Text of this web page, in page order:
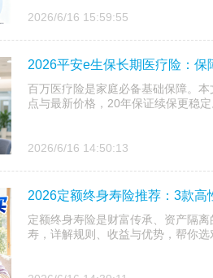
2026/6/16 15:59:55
2026平安e生保长期医疗险：保
百万医疗险是家庭必备基础保障。
点与最新价格，20年保证续保更稳
2026/6/16 14:50:13
2026定额终身寿险推荐：3款高
定额终身寿险是财富传承、资产隔
寿，详解规则、收益与优势，帮你选